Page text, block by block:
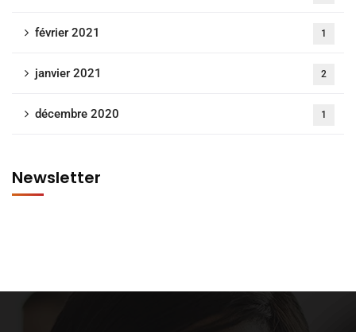
février 2021 1
janvier 2021 2
décembre 2020 1
Newsletter